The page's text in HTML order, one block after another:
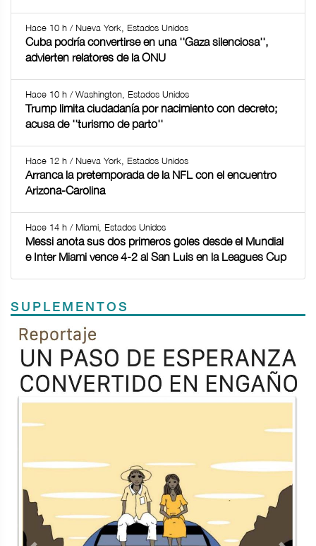
Hace 10 h / Nueva York, Estados Unidos
Cuba podría convertirse en una ''Gaza silenciosa'',
advierten relatores de la ONU
Hace 10 h / Washington, Estados Unidos
Trump limita ciudadanía por nacimiento con decreto;
acusa de ''turismo de parto''
Hace 12 h / Nueva York, Estados Unidos
Arranca la pretemporada de la NFL con el encuentro
Arizona-Carolina
Hace 14 h / Miami, Estados Unidos
Messi anota sus dos primeros goles desde el Mundial
e Inter Miami vence 4-2 al San Luis en la Leagues Cup
SUPLEMENTOS